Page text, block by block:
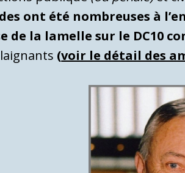
ont été nombreuses à
de la lamelle sur le DC10
(voir le détail des